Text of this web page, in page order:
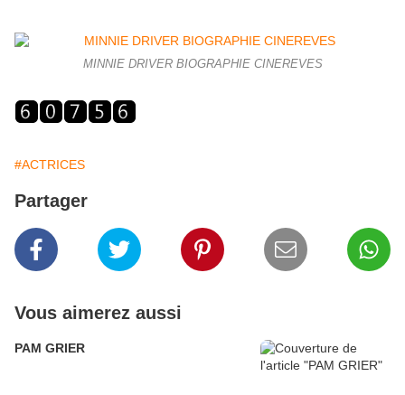
MINNIE DRIVER BIOGRAPHIE CINEREVES
#ACTRICES
Partager
Vous aimerez aussi
PAM GRIER